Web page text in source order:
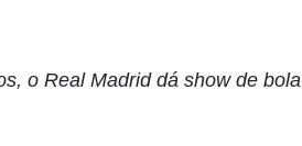
o Real Madrid dá show de bola